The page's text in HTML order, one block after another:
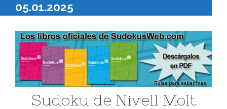
05.01.2025
Sudoku de Nivell Molt